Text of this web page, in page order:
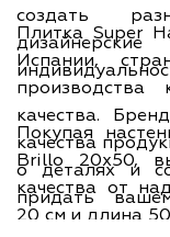
создать
Плитка Super
Испании,
производства
качества.
качества
о деталях и
придать
счастливый
Покупая
Brillo 20x50,
качества от
20 см и длина